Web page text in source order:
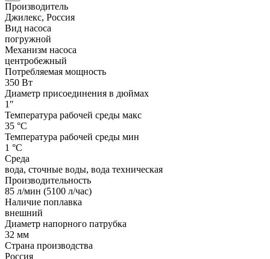
Производитель
Джилекс, Россия
Вид насоса
погружной
Механизм насоса
центробежный
Потребляемая мощность
350 Вт
Диаметр присоединения в дюймах
1″
Температура рабочей среды макс
35 °С
Температура рабочей среды мин
1 °С
Среда
вода, сточные воды, вода техническая
Производительность
85 л/мин (5100 л/час)
Наличие поплавка
внешний
Диаметр напорного патрубка
32 мм
Страна производства
Россия